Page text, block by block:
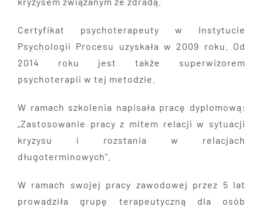
Certyfikat psychoterapeuty w Instytucie
Psychologii Procesu uzyskała w 2009 roku. Od
2014 roku jest także superwizorem
psychoterapii w tej metodzie.
W ramach szkolenia napisała pracę dyplomową:
„Zastosowanie pracy z mitem relacji w sytuacji
kryzysu i rozstania w relacjach
długoterminowych”.
W ramach swojej pracy zawodowej przez 5 lat
prowadziła grupę terapeutyczną dla osób